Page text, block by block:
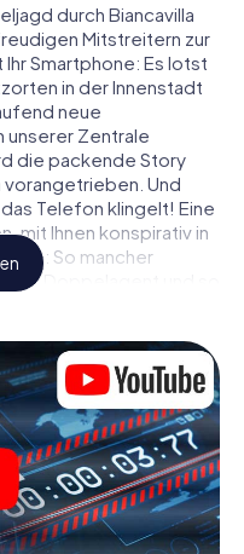
durch Biancavilla
Mitstreitern zur
Smartphone: Es lotst
in der Innenstadt
neue
unserer Zentrale
die packende Story
vorangetrieben. Und
Telefon klingelt! Eine
mit Ihnen konspirativ in
So mancher
Doppelagent und so
Room in Biancavilla
aus dem Sie
befreien
erklärt ganz
Spielfeld! Die
Agentenabenteuer in
ins mobile Internet.